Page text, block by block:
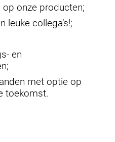
onze producten;
leuke collega’s!;
en
met optie op
toekomst.